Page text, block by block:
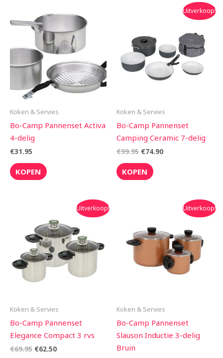
Koken & Servies
Bo-Camp Pannenset Activa
4-delig
€31.95
KOPEN
Uitverkoop!
Koken & Servies
Bo-Camp Pannenset
Camping Ceramic 7-delig
€99.95
Oorspronkelijke
€99.95.
€74.90
Huidige
€74.90.
KOPEN
Uitverkoop!
Koken & Servies
Bo-Camp Pannenset
Elegance Compact 3 rvs
€69.95
Oorspronkelijke
was:
€69.95.
€62.50
Huidige
is:
€62.50.
Uitverkoop!
Koken & Servies
Bo-Camp Pannenset
Slauson Inductie 3-delig
Bruin
Oorspronkelijke
€79.95.
Huidige
€69.90.